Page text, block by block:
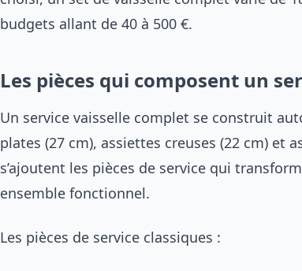
budgets allant de 40 à 500 €.
Les pièces qui composent un
Un service vaisselle complet se construit
plates (27 cm), assiettes creuses (22 cm) et
s’ajoutent les pièces de service qui
ensemble fonctionnel.
Les pièces de service classiques :